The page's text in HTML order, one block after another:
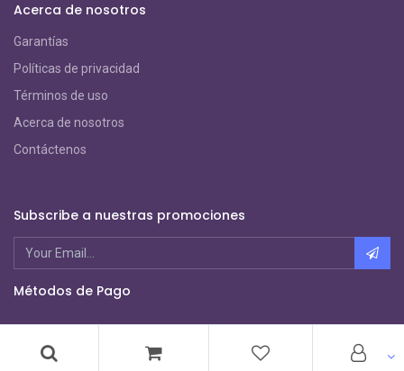
Acerca de nosotros
Garantías
Políticas de privacidad
Términos de uso
Acerca de nosotros
Contáctenos
Subscribe a nuestras promociones
Métodos de Pago